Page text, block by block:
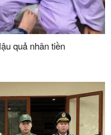
quả nhãn tiền